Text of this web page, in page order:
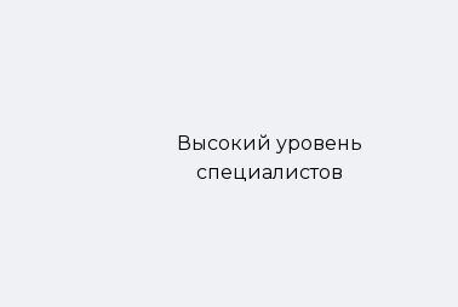
Высокий уровень
специалистов